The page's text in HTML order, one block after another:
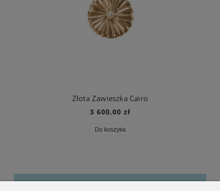
Złota Zawieszka Cairo
3 600,00 zł
Do koszyka